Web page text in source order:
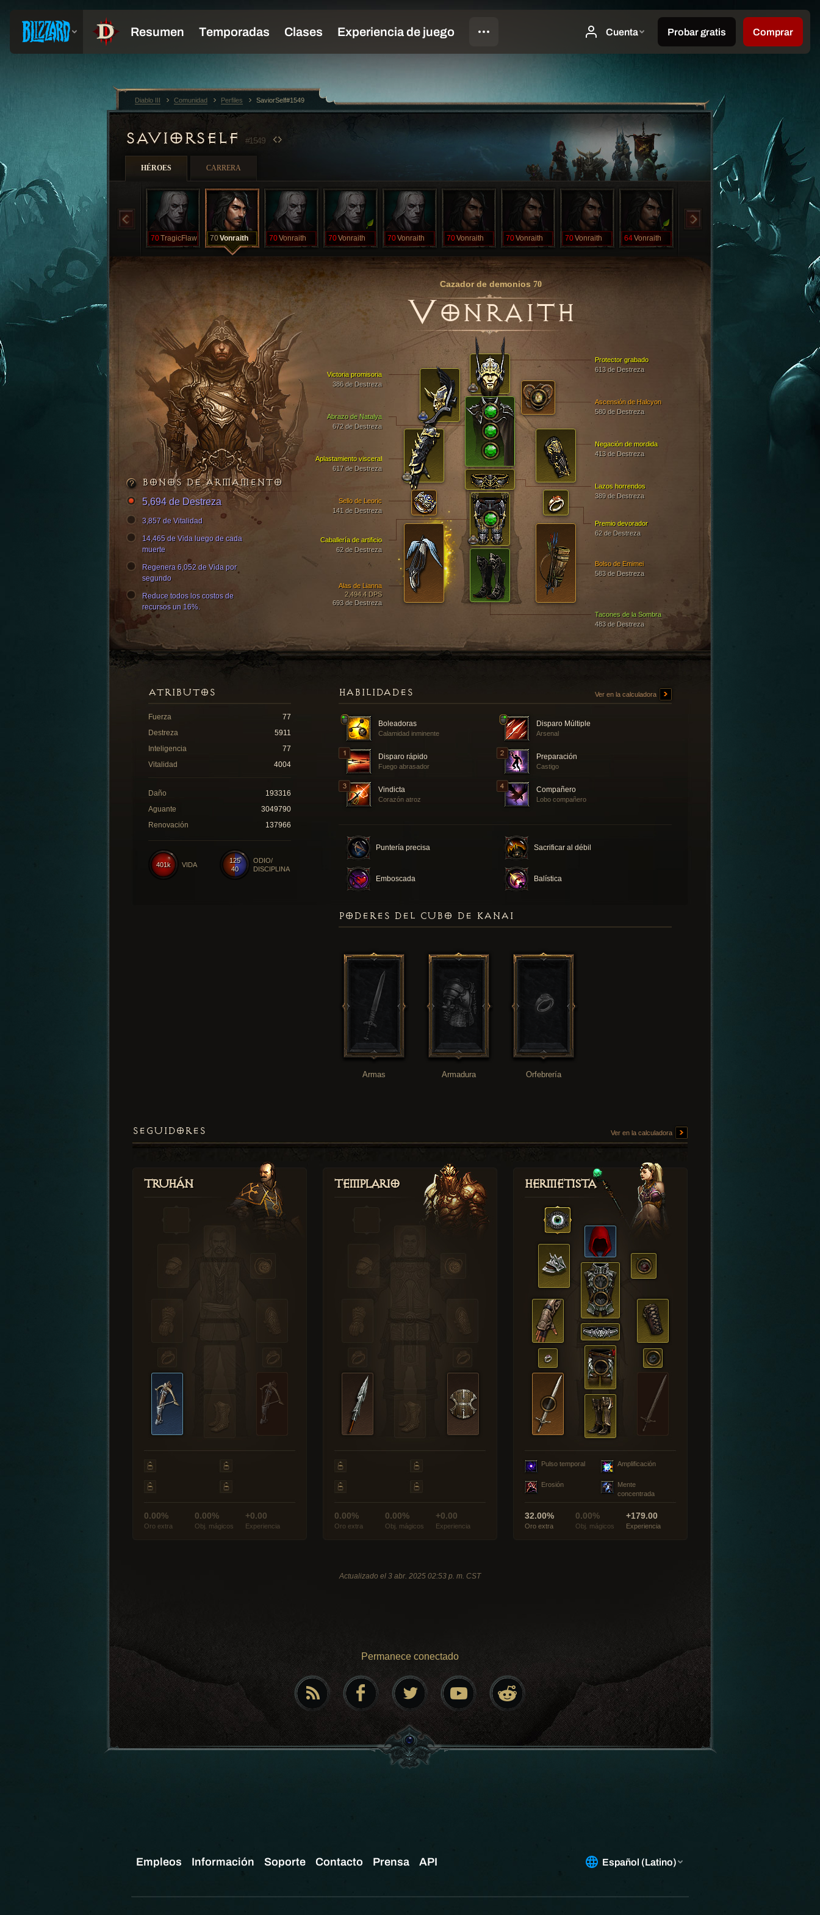
SAVIORSELF #1549
HÉROES CARRERA
70TragicFlaw 70Vonraith 70Vonraith 70Vonraith 70Vonraith 70Vonraith 70Vonraith 70Vonraith 64Vonraith
Cazador de demonios 70
VONRAITH
Protector grabado
613 de Destreza
Abrazo de Natalya
672 de Destreza
Tacones de la Sombra
483 de Destreza
Aplastamiento visceral
617 de Destreza
Victoria promisoria
386 de Destreza
Caballería de artificio
62 de Destreza
Negación de mordida
413 de Destreza
Alas de Lianna
2,494.4 DPS
693 de Destreza
Bolso de Emimei
583 de Destreza
Lazos horrendos
389 de Destreza
Premio devorador
62 de Destreza
Sello de Leoric
141 de Destreza
Ascensión de Halcyon
580 de Destreza
BONOS DE ARMAMENTO
5,694 de Destreza
3,857 de Vitalidad
14,465 de Vida luego de cada
muerte
Regenera 6,052 de Vida por
segundo
Reduce todos los costos de
recursos un 16%.
HABILIDADES Ver en la calculadora
Boleadoras
Calamidad inminente
Disparo Múltiple
Arsenal
Disparo rápido
Fuego abrasador
Preparación
Castigo
Vindicta
Corazón atroz
Compañero
Lobo compañero
Puntería precisa Sacrificar al débil
Emboscada Balística
ATRIBUTOS
Fuerza
77
Destreza
5911
Inteligencia
77
Vitalidad
4004
Daño
193316
Aguante
3049790
Renovación
137966
125
40
ODIO/
DISCIPLINA
401k VIDA
PODERES DEL CUBO DE KANAI
Armas Armadura Orfebrería
SEGUIDORES Ver en la calculadora
Truhán
0.00%
Oro extra
0.00%
Obj. mágicos
+0.00
Experiencia
Templario
0.00%
Oro extra
0.00%
Obj. mágicos
+0.00
Experiencia
Hermetista
Pulso temporal Amplificación
Erosión
Mente
concentrada
32.00%
Oro extra
0.00%
Obj. mágicos
+179.00
Experiencia
Actualizado el 3 abr. 2025 02:53 p. m. CST
Permanece conectado
Diablo III Comunidad Perfiles SaviorSelf#1549